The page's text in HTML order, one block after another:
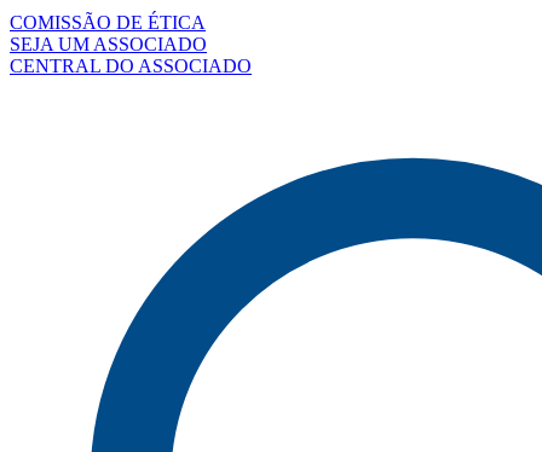
COMISSÃO DE ÉTICA
SEJA UM ASSOCIADO
CENTRAL DO ASSOCIADO